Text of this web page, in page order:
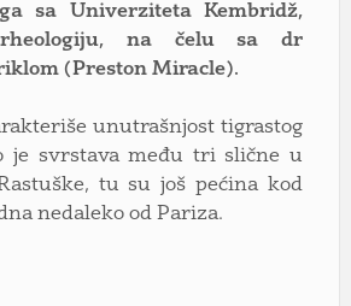
sa Univerziteta Kembridž,
na čelu sa dr
(Preston Miracle).
unutrašnjost tigrastog
je svrstava među tri slične u
tu su još pećina kod
nedaleko od Pariza.